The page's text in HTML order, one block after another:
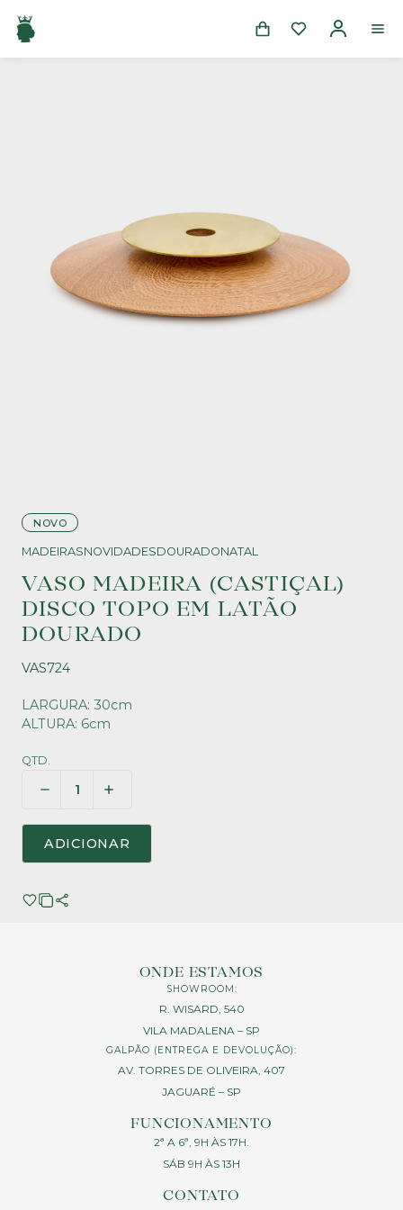
NOVO
MADEIRASNOVIDADESDOURADONATAL
VASO MADEIRA (CASTIÇAL)
DISCO TOPO EM LATÃO
DOURADO
VAS724
LARGURA: 30cm
ALTURA: 6cm
QTD.
ADICIONAR
ONDE ESTAMOS
SHOWROOM:
R. WISARD, 540
VILA MADALENA – SP
GALPÃO (ENTREGA E DEVOLUÇÃO):
AV. TORRES DE OLIVEIRA, 407
JAGUARÉ – SP
FUNCIONAMENTO
2ª A 6ª, 9H ÀS 17H.
SÁB 9H ÀS 13H
CONTATO